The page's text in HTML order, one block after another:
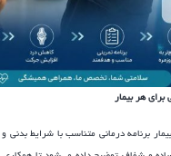
برای هر بیمار
برنامه درمانی متناسب با شرایط